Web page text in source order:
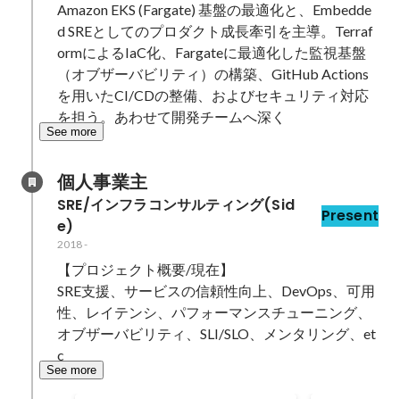
Amazon EKS (Fargate) 基盤の最適化と、Embedde
d SREとしてのプロダクト成長牽引を主導。Terraf
ormによるIaC化、Fargateに最適化した監視基盤
（オブザーバビリティ）の構築、GitHub Actions
を用いたCI/CDの整備、およびセキュリティ対応
を担う。あわせて開発チームへ深く
See more
個人事業主
SRE/インフラコンサルティング(Sid
e)
Present
2018-
【プロジェクト概要/現在】
SRE支援、サービスの信頼性向上、DevOps、可用
性、レイテンシ、パフォーマンスチューニング、
オブザーバビリティ、SLI/SLO、メンタリング、et
c
See more